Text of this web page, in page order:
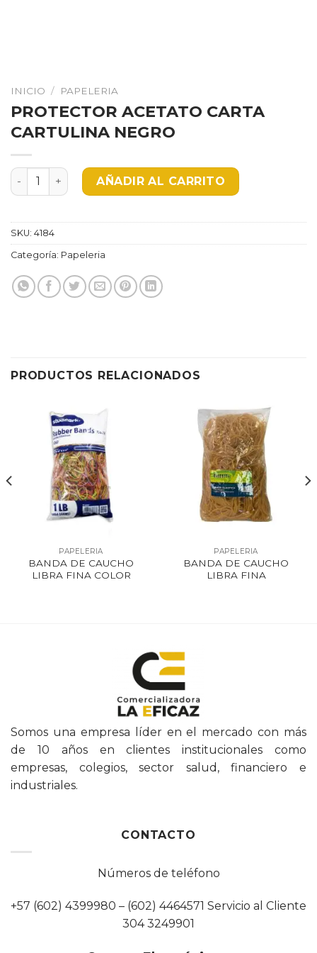
INICIO / PAPELERIA
PROTECTOR ACETATO CARTA
CARTULINA NEGRO
PROTECTOR ACETATO CARTA CARTULINA NEGRO
AÑADIR AL CARRITO
SKU: 4184
Categoría: Papeleria
PRODUCTOS RELACIONADOS
PAPELERIA
BANDA DE CAUCHO
LIBRA FINA COLOR
PAPELERIA
BANDA DE CAUCHO
LIBRA FINA
Somos una empresa líder en el mercado con más
de 10 años en clientes institucionales como
empresas, colegios, sector salud, financiero e
industriales.
CONTACTO
Números de teléfono
+57 (602) 4399980 – (602) 4464571 Servicio al Cliente
304 3249901